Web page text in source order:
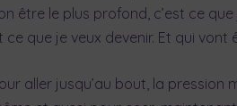
être le plus profond, c’est ce
ce que je veux devenir. Et qui
aller jusqu’au bout, la